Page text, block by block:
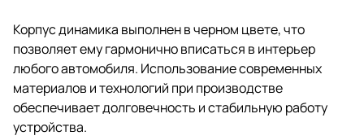
Корпус динамика выполнен в черном цвете, что
позволяет ему гармонично вписаться в интерьер
любого автомобиля. Использование современных
материалов и технологий при производстве
обеспечивает долговечность и стабильную работу
устройства.